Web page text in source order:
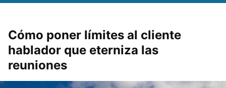
Cómo poner límites al cliente
hablador que eterniza las
reuniones